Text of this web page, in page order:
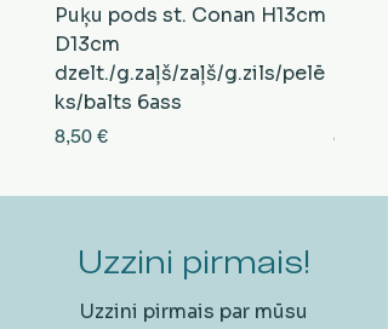
Puķu pods st. Conan H13cm
D13cm
dzelt./g.zaļš/zaļš/g.zils/pelē
ks/balts 6ass
Cena
8,50 € Cena
8,50 €
Uzzini pirmais!
Uzzini pirmais par mūsu